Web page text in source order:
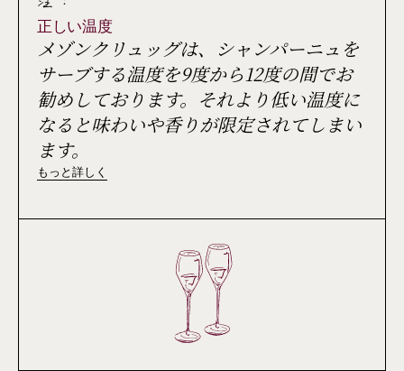
正しい温度
メゾンクリュッグは、シャンパーニュを
サーブする温度を9度から12度の間でお
勧めしております。それより低い温度に
なると味わいや香りが限定されてしまい
ます。
もっと詳しく